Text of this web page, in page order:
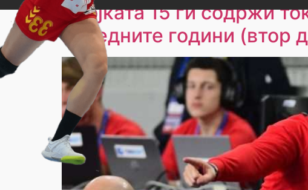
Бројката 15 ги содржи
наредните години (втор